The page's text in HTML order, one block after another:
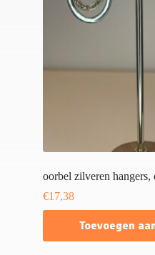
oorbel zilveren hangers,
€17,38
Toevoegen